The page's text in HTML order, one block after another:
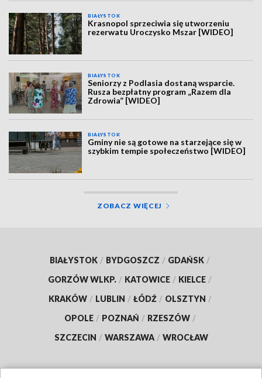
BIAŁYSTOK
Krasnopol sprzeciwia się utworzeniu
rezerwatu Uroczysko Mszar [WIDEO]
BIAŁYSTOK
Seniorzy z Podlasia dostaną wsparcie.
Rusza bezpłatny program „Razem dla
Zdrowia” [WIDEO]
BIAŁYSTOK
Gminy nie są gotowe na starzejące się w
szybkim tempie społeczeństwo [WIDEO]
ZOBACZ WIĘCEJ
BIAŁYSTOK / BYDGOSZCZ / GDAŃSK /
GORZÓW WLKP. / KATOWICE / KIELCE /
KRAKÓW / LUBLIN / ŁÓDŹ / OLSZTYN /
OPOLE / POZNAŃ / RZESZÓW /
SZCZECIN / WARSZAWA / WROCŁAW